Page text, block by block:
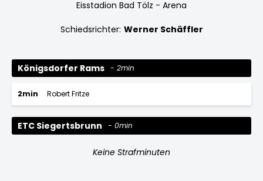
Eisstadion Bad Tölz - Arena
Schiedsrichter: Werner Schäffler
Königsdorfer Rams 2min
2min Robert Fritze
ETC Siegertsbrunn 0min
Keine Strafminuten